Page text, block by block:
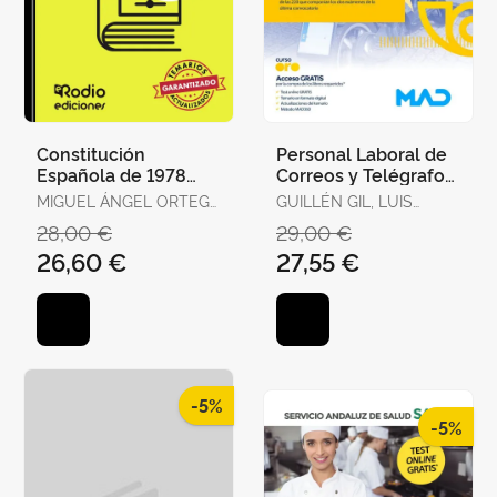
Constitución
Española de 1978
para Oposiciones.
Artículos, Re
MIGUEL ÁNGEL ORTEGA
28,00 €
26,60 €
Personal Laboral de
Correos y Telégrafos.
Temario Volumen 1
GUILLÉN GIL, LUIS
DE CATALUNYA /
GUILLEN DIAZ,
LOURDES ALEJANDRA
29,00 €
27,55 €
-5%
-5%